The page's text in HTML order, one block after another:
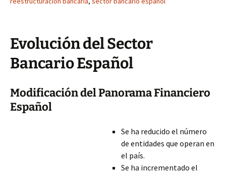
Evolución del Sector
Bancario Español
Modificación del Panorama Financiero
Español
Se ha reducido el número
de entidades que operan en
el país.
Se ha incrementado el